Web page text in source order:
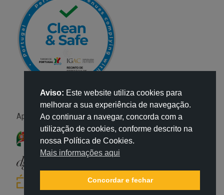
Apoio:
Aviso: Este website utiliza cookies para
melhorar a sua experiência de navegação.
Ao continuar a navegar, concorda com a
utilização de cookies, conforme descrito na
nossa Política de Cookies.
Mais informações aqui
Concordar e fechar